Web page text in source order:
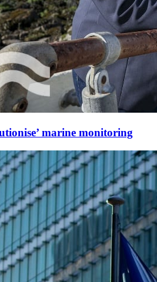
marine monitoring